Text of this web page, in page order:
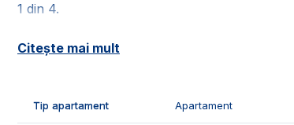
1 din 4.
📐Apartamentul este in suprafata utila de 40
- 1 living;
- 1 baie cu geam;
Citește mai mult
Tip apartament Apartament